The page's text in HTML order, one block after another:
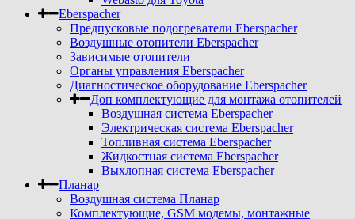
Eberspacher
Предпусковые подогреватели Eberspacher
Воздушные отопители Eberspacher
Зависимые отопители
Органы управления Eberspacher
Диагностическое оборудование Eberspacher
Доп комплектующие для монтажа отопителей
Воздушная система Eberspacher
Электрическая система Eberspacher
Топливная система Eberspacher
Жидкостная система Eberspacher
Выхлопная система Eberspacher
Планар
Воздушная система Планар
Комплектующие, GSM модемы, монтажные